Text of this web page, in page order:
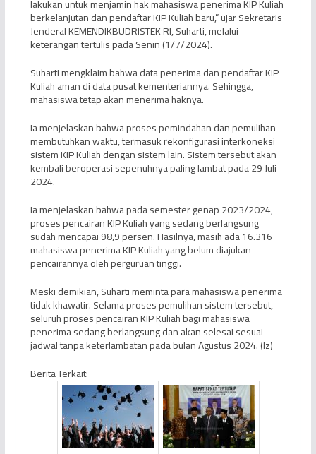
lakukan untuk menjamin hak mahasiswa penerima KIP Kuliah
berkelanjutan dan pendaftar KIP Kuliah baru,” ujar Sekretaris
Jenderal KEMENDIKBUDRISTEK RI, Suharti, melalui
keterangan tertulis pada Senin (1/7/2024).
Suharti mengklaim bahwa data penerima dan pendaftar KIP
Kuliah aman di data pusat kementeriannya. Sehingga,
mahasiswa tetap akan menerima haknya.
Ia menjelaskan bahwa proses pemindahan dan pemulihan
membutuhkan waktu, termasuk rekonfigurasi interkoneksi
sistem KIP Kuliah dengan sistem lain. Sistem tersebut akan
kembali beroperasi sepenuhnya paling lambat pada 29 Juli
2024.
Ia menjelaskan bahwa pada semester genap 2023/2024,
proses pencairan KIP Kuliah yang sedang berlangsung
sudah mencapai 98,9 persen. Hasilnya, masih ada 16.316
mahasiswa penerima KIP Kuliah yang belum diajukan
pencairannya oleh perguruan tinggi.
Meski demikian, Suharti meminta para mahasiswa penerima
tidak khawatir. Selama proses pemulihan sistem tersebut,
seluruh proses pencairan KIP Kuliah bagi mahasiswa
penerima sedang berlangsung dan akan selesai sesuai
jadwal tanpa keterlambatan pada bulan Agustus 2024. (Iz)
Berita Terkait: